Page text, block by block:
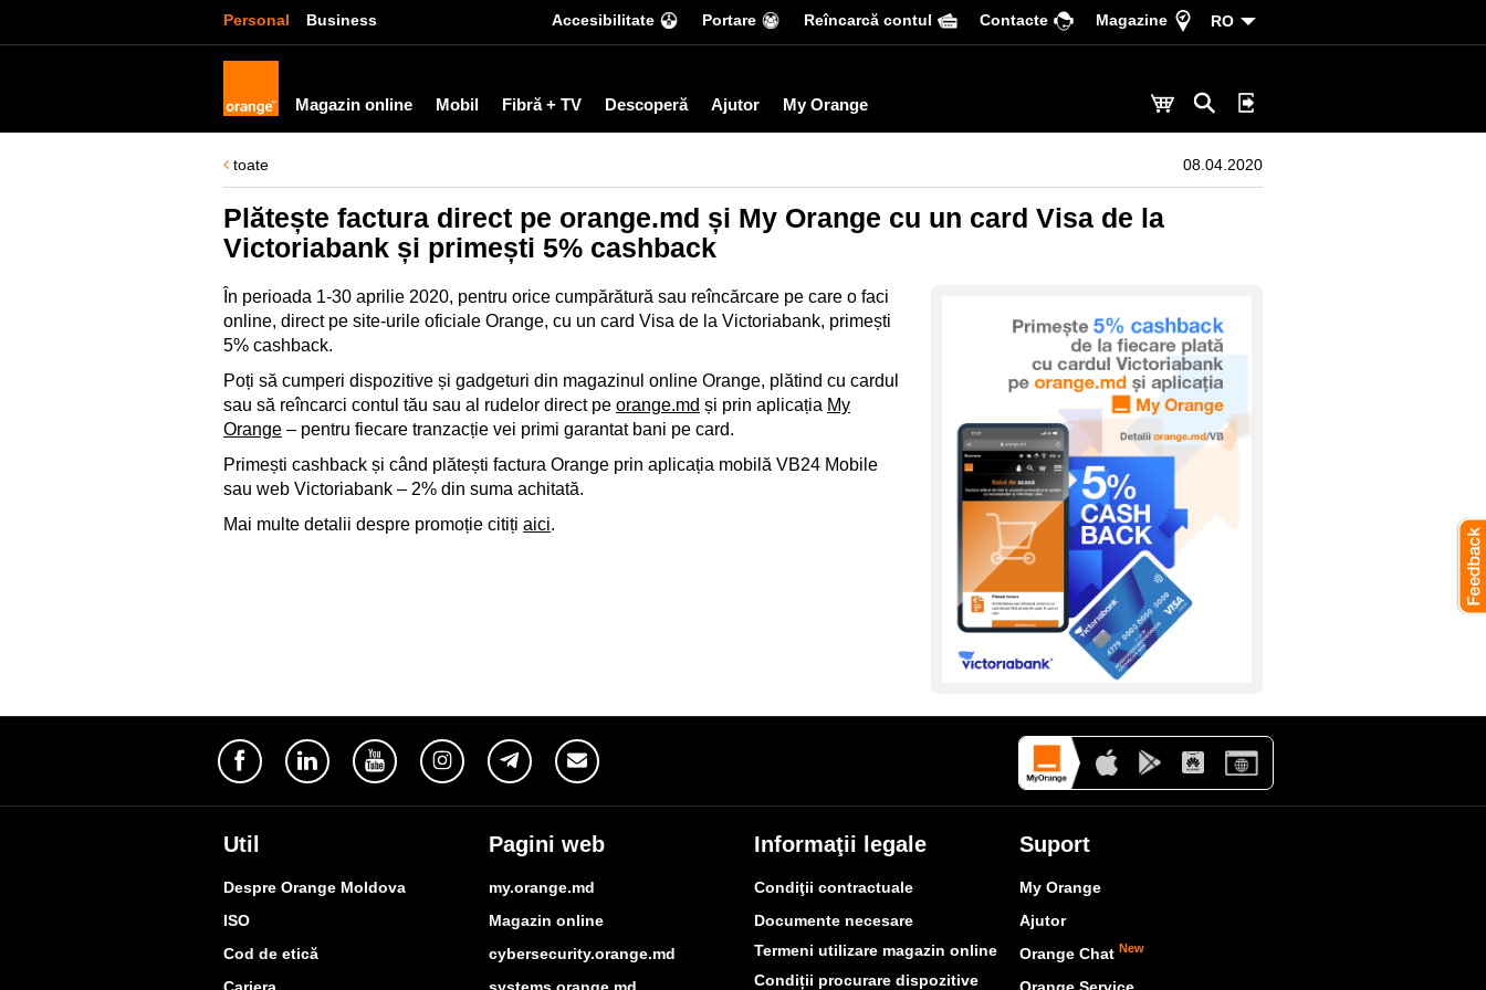
Personal Business Accesibilitate Portare Reîncarcă contul Сontacte Magazine RO
Magazin online Mobil Fibră + TV Descoperă Ajutor My Orange
toate 08.04.2020
Plătește factura direct pe orange.md și My Orange cu un card Visa de la
Victoriabank și primești 5% cashback
În perioada 1-30 aprilie 2020, pentru orice cumpărătură sau reîncărcare pe care o faci
online, direct pe site-urile oficiale Orange, cu un card Visa de la Victoriabank, primești
5% cashback.
Poți să cumperi dispozitive și gadgeturi din magazinul online Orange, plătind cu cardul
sau să reîncarci contul tău sau al rudelor direct pe orange.md și prin aplicația My
Orange – pentru fiecare tranzacție vei primi garantat bani pe card.
Primești cashback și când plătești factura Orange prin aplicația mobilă VB24 Mobile
sau web Victoriabank – 2% din suma achitată.
Mai multe detalii despre promoție citiți aici.
Util
Despre Orange Moldova
ISO
Cod de etică
Cariera
Pagini web
my.orange.md
Magazin online
cybersecurity.orange.md
systems.orange.md
Informaţii legale
Condiţii contractuale
Documente necesare
Termeni utilizare magazin online
Condiții procurare dispozitive
Suport
My Orange
Ajutor
Orange Chat New
Orange Service